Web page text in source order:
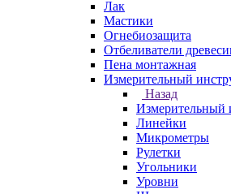
Лак
Мастики
Огнебиозащита
Отбеливатели
Пена монтажная
Измерительный
Назад
Измерительный
Линейки
Микрометры
Рулетки
Угольники
Уровни